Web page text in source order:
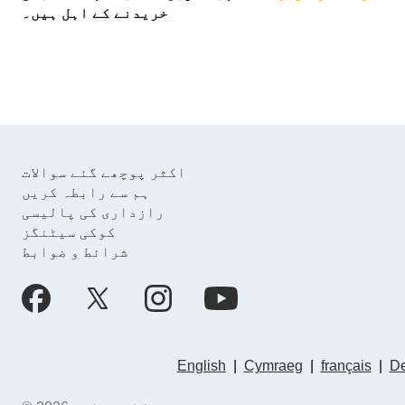
خریدنے کے اہل ہیں۔
اکثر پوچھے گئے سوالات
ہم سے رابطہ کریں
رازداری کی پالیسی
کوکی سیٹنگز
شرائط و ضوابط
English Cymraeg français|